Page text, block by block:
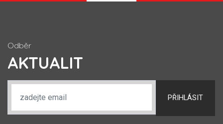
Odběr
AKTUALIT
PŘIHLÁSIT